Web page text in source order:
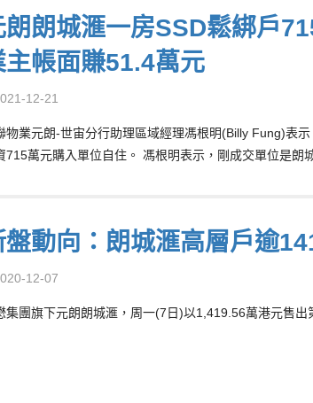
朗朗城滙一房SSD鬆綁戶
主帳面賺51.4萬元
12-21
物業元朗-世宙分行助理區域經理馮根明(Billy Fung)表
715萬元購入單位自住。 馮根明表示，剛成交單位是
盤動向：朗城滙高層戶逾
12-07
集團旗下元朗朗城滙，周一(7日)以1,419.56萬港元售